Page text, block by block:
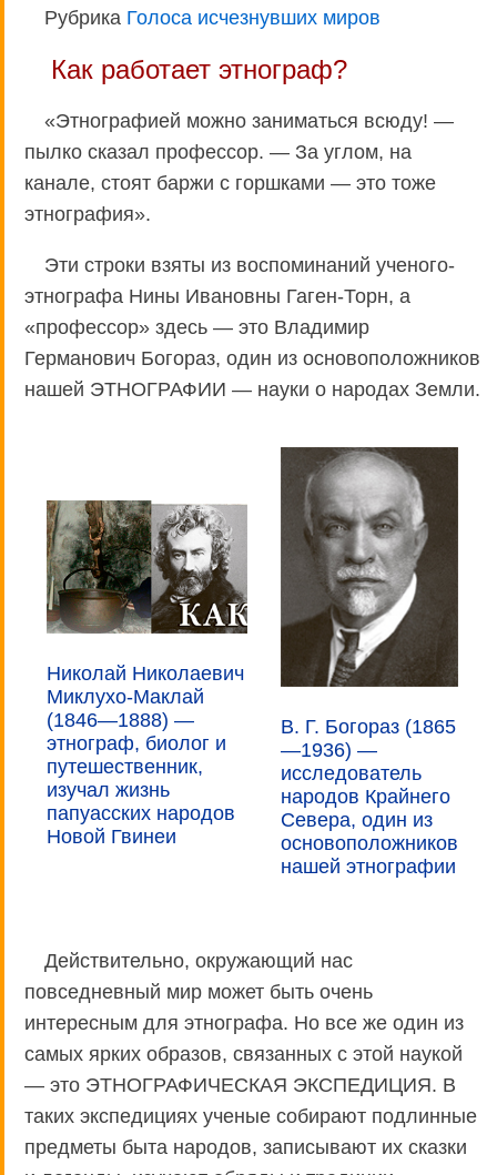
Рубрика Голоса исчезнувших миров
Как работает этнограф?
«Этнографией можно заниматься всюду! —
пылко сказал профессор. — За углом, на
канале, стоят баржи с горшками — это тоже
этнография».
Эти строки взяты из воспоминаний ученого-
этнографа Нины Ивановны Гаген-Торн, а
«профессор» здесь — это Владимир
Германович Богораз, один из основоположников
нашей ЭТНОГРАФИИ — науки о народах Земли.
Николай Николаевич
Миклухо-Маклай
(1846—1888) —
этнограф, биолог и
путешественник,
изучал жизнь
папуасских народов
Новой Гвинеи
В. Г. Богораз (1865
—1936) —
исследователь
народов Крайнего
Севера, один из
основоположников
нашей этнографии
Действительно, окружающий нас
повседневный мир может быть очень
интересным для этнографа. Но все же один из
самых ярких образов, связанных с этой наукой
— это ЭТНОГРАФИЧЕСКАЯ ЭКСПЕДИЦИЯ. В
таких экспедициях ученые собирают подлинные
предметы быта народов, записывают их сказки